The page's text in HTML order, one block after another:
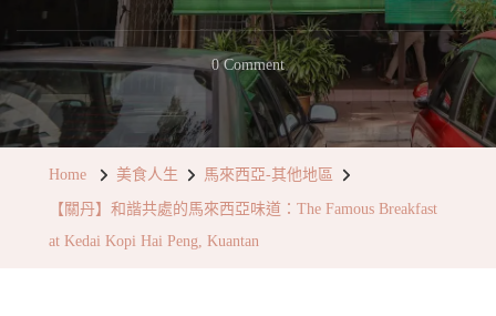
0 CommentOn
【關
丹】
Home 美食人生 馬來西亞-其他地區
【關丹】和諧共處的馬來西亞味道：The Famous Breakfast
at Kedai Kopi Hai Peng, Kuantan